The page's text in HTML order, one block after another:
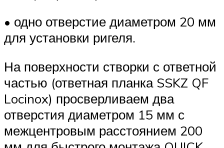
• одно отверстие диаметром 20 мм
для установки ригеля.
На поверхности створки с ответной
частью (ответная планка SSKZ QF
Locinox) просверливаем два
отверстия диаметром 15 мм с
межцентровым расстоянием 200